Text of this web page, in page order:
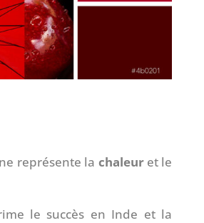
représente la chaleuret le
le succès en Inde et la